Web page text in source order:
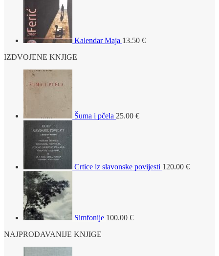
Kalendar Maja 13.50 €
IZDVOJENE KNJIGE
Šuma i pčela 25.00 €
Crtice iz slavonske povijesti 120.00 €
Simfonije 100.00 €
NAJPRODAVANIJE KNJIGE